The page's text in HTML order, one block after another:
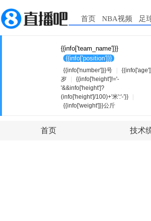
首页 NBA视频 足
{{info['team_name']}}
{{info['position']}}
{{info['number']}}号
岁
{{info['height']!='-
'&&info['height']?
(info['height']/100)+'米':'-'}}
{{info['weight']}}公斤
首页 技术